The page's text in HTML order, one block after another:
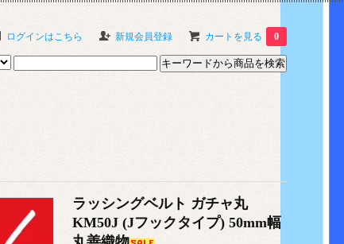
ログインはこちら 新規会員登録 カートを見る 0
ラッシングベルト ガチャ丸
KM50J (Jフックタイプ) 50mm幅